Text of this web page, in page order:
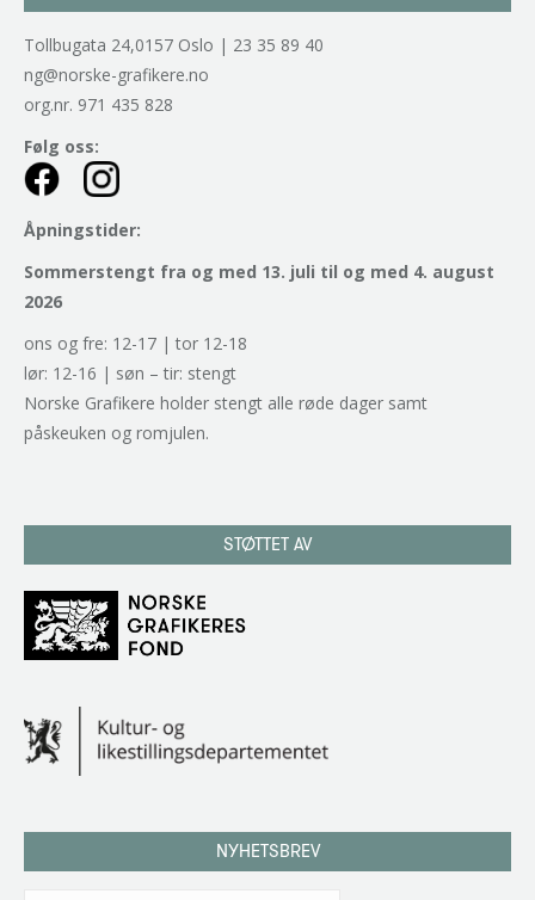
Tollbugata 24,0157 Oslo | 23 35 89 40
ng@norske-grafikere.no
org.nr. 971 435 828
Følg oss:
Åpningstider:
Sommerstengt fra og med 13. juli til og med 4. august
2026
ons og fre: 12-17 | tor 12-18
lør: 12-16 | søn – tir: stengt
Norske Grafikere holder stengt alle røde dager samt
påskeuken og romjulen.
STØTTET AV
NYHETSBREV